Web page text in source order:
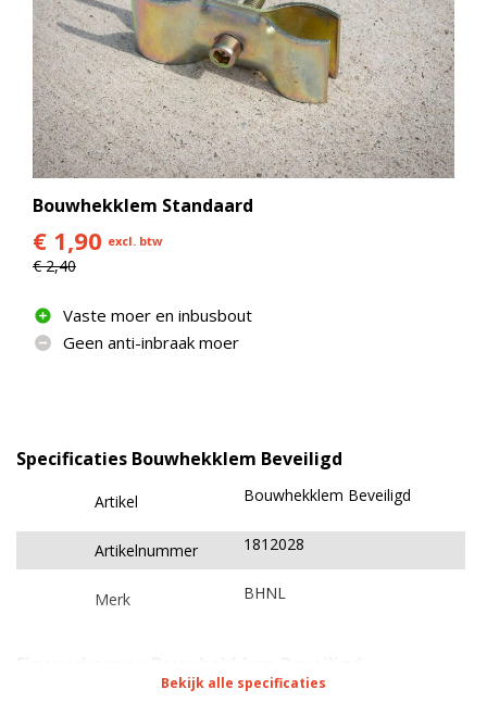
Bouwhekklem Standaard
€ 1,90 excl. btw
€ 2,40
Vaste moer en inbusbout
Geen anti-inbraak moer
Specificaties Bouwhekklem Beveiligd
Artikel Bouwhekklem Beveiligd
Artikelnummer 1812028
Merk BHNL
Bekijk alle specificaties